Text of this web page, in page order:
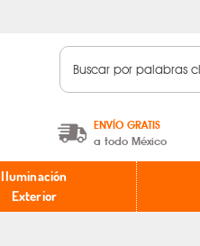
ENVÍO GRATIS
a todo México
A partir de $599 MXN.
* Aplican restricciones
Iluminación
Exterior